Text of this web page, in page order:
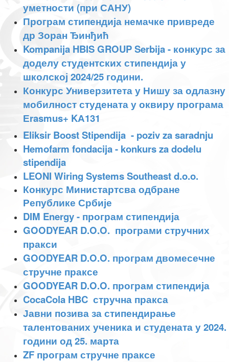
уметности (при САНУ)
Програм стипендија немачке привреде
др Зоран Ђинђић
Kompanija HBIS GROUP Serbija - конкурс за
доделу студентских стипендија у
школској 2024/25 години.
Конкурс Универзитета у Нишу за одлазну
мобилност студената у оквиру програма
Еrasmus+ KА131
Eliksir Boost Stipendija - poziv za saradnju
Hemofarm fondacija - konkurs za dodelu
stipendija
LEONI Wiring Systems Southeast d.o.o.
Конкурс Министартсва одбране
Републике Србије
DIM Energy - програм стипендија
GOODYEAR D.O.O. програми стручних
пракси
GOODYEAR D.O.O. програм двомесечне
стручне праксе
GOODYEAR D.O.O. програм стипендија
CocaCola HBC стручна пракса
Јавни позива за стипендирање
талентованих ученика и студената у 2024.
години од 25. марта
ZF програм стручне праксе